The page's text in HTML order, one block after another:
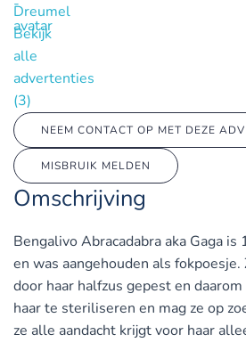
Dreumel
Bekijk
alle
advertenties
(3)
NEEM CONTACT OP MET DEZE
MISBRUIK MELDEN
Omschrijving
Bengalivo Abracadabra aka Gaga is
en was aangehouden als
door haar halfzus gepest en
haar te steriliseren en mag ze op
ze alle aandacht krijgt voor haar